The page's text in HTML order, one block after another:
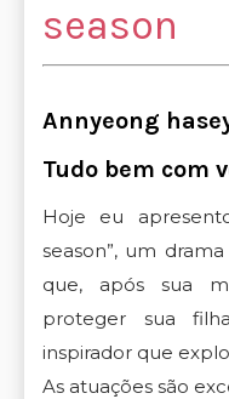
season
Annyeong
Tudo bem com
Hoje eu
season”, um
que, após sua
proteger sua
inspirador que
As atuações são